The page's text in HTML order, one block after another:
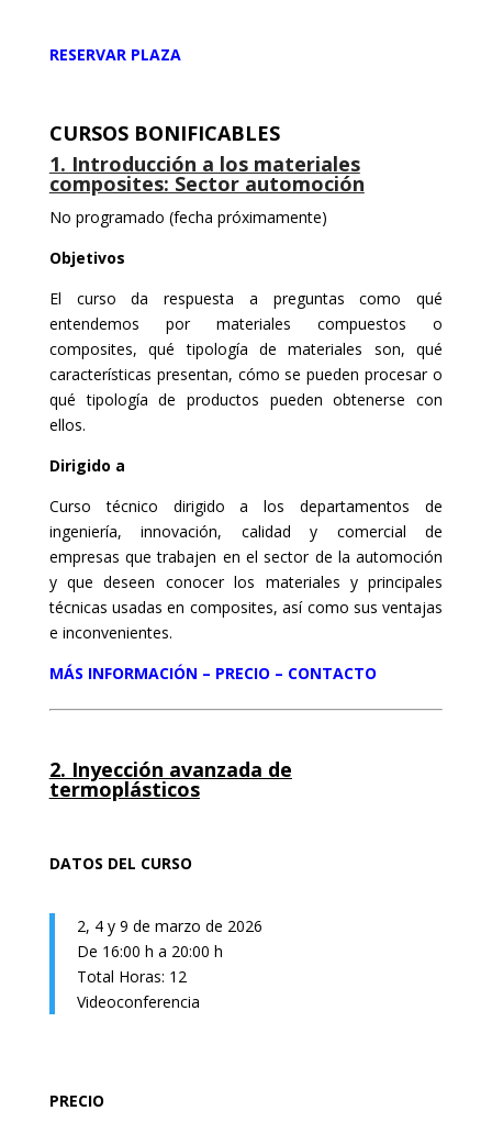
RESERVAR PLAZA
CURSOS BONIFICABLES
1. Introducción a los materiales
composites: Sector automoción
No programado (fecha próximamente)
Objetivos
El curso da respuesta a preguntas como qué
entendemos por materiales compuestos o
composites, qué tipología de materiales son, qué
características presentan, cómo se pueden procesar o
qué tipología de productos pueden obtenerse con
ellos.
Dirigido a
Curso técnico dirigido a los departamentos de
ingeniería, innovación, calidad y comercial de
empresas que trabajen en el sector de la automoción
y que deseen conocer los materiales y principales
técnicas usadas en composites, así como sus ventajas
e inconvenientes.
MÁS INFORMACIÓN – PRECIO – CONTACTO
2. Inyección avanzada de
termoplásticos
DATOS DEL CURSO
2, 4 y 9 de marzo de 2026
De 16:00 h a 20:00 h
Total Horas: 12
Videoconferencia
PRECIO